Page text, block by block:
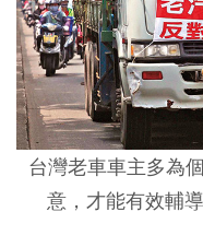
台灣老車車主多為
意，才能有效輔